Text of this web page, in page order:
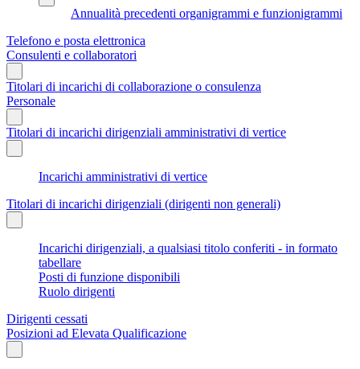
Annualità precedenti organigrammi e funzionigrammi
Telefono e posta elettronica
Consulenti e collaboratori
Titolari di incarichi di collaborazione o consulenza
Personale
Titolari di incarichi dirigenziali amministrativi di vertice
Incarichi amministrativi di vertice
Titolari di incarichi dirigenziali (dirigenti non generali)
Incarichi dirigenziali, a qualsiasi titolo conferiti - in formato
tabellare
Posti di funzione disponibili
Ruolo dirigenti
Dirigenti cessati
Posizioni ad Elevata Qualificazione